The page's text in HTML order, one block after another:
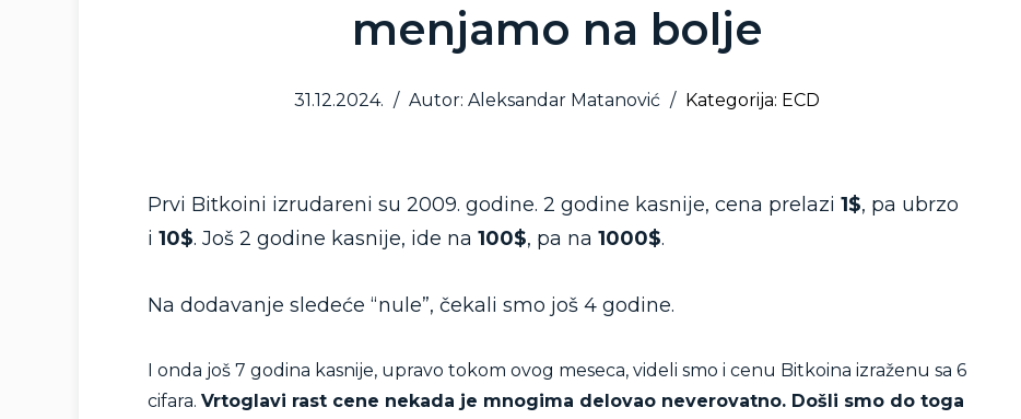
menjamo na bolje
31.12.2024. / Autor: Aleksandar Matanović / Kategorija: ECD
Prvi Bitkoini izrudareni su 2009. godine. 2 godine kasnije, cena prelazi 1$, pa ubrzo
i 10$. Još 2 godine kasnije, ide na 100$, pa na 1000$.
Na dodavanje sledeće “nule”, čekali smo još 4 godine.
I onda još 7 godina kasnije, upravo tokom ovog meseca, videli smo i cenu Bitkoina izraženu sa 6
cifara. Vrtoglavi rast cene nekada je mnogima delovao neverovatno. Došli smo do toga